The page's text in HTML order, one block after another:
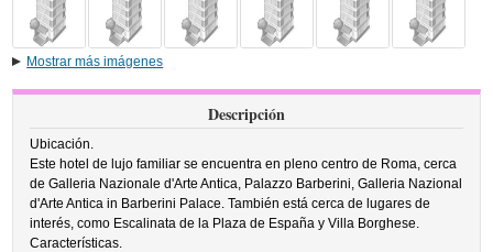
Mostrar más imágenes
Descripción
Ubicación.
Este hotel de lujo familiar se encuentra en pleno centro de Roma, cerca
de Galleria Nazionale d'Arte Antica, Palazzo Barberini, Galleria Nazional
d'Arte Antica in Barberini Palace. También está cerca de lugares de
interés, como Escalinata de la Plaza de España y Villa Borghese.
Características.